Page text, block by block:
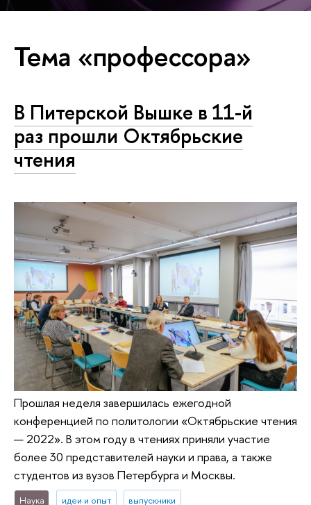
Тема «профессора»
В Питерской Вышке в 11-й
раз прошли Октябрьские
чтения
Прошлая неделя завершилась ежегодной
конференцией по политологии «Октябрьские чтения
— 2022». В этом году в чтениях приняли участие
более 30 представителей науки и права, а также
студентов из вузов Петербурга и Москвы.
Наука идеи и опыт выпускники